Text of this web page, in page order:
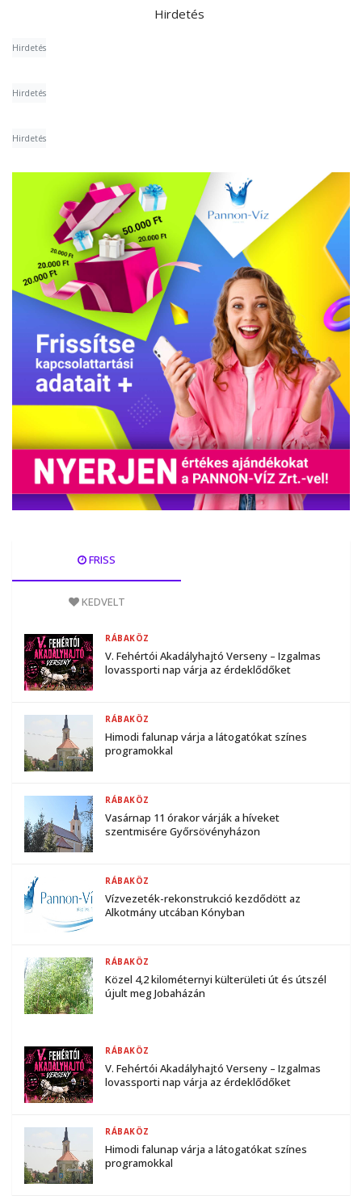
Hirdetés
Hirdetés
Hirdetés
Hirdetés
FRISS
KEDVELT
V. Fehértói Akadályhajtó Verseny – Izgalmas
lovassporti nap várja az érdeklődőket
RÁBAKÖZ
Himodi falunap várja a látogatókat színes
programokkal
RÁBAKÖZ
Vasárnap 11 órakor várják a híveket
szentmisére Győrsövényházon
RÁBAKÖZ
Vízvezeték-rekonstrukció kezdődött az
Alkotmány utcában Kónyban
RÁBAKÖZ
Közel 4,2 kilométernyi külterületi út és útszél
újult meg Jobaházán
RÁBAKÖZ
V. Fehértói Akadályhajtó Verseny – Izgalmas
lovassporti nap várja az érdeklődőket
RÁBAKÖZ
Himodi falunap várja a látogatókat színes
programokkal
RÁBAKÖZ